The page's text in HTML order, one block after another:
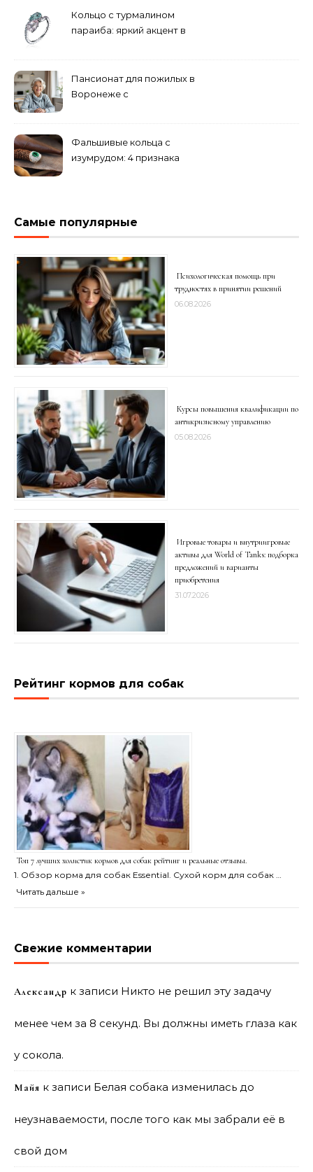
Кольцо с турмалином
параиба: яркий акцент в
Пансионат для пожилых в
Воронеже с
Фальшивые кольца с
изумрудом: 4 признака
Самые популярные
Психологическая помощь при
трудностях в принятии решений
06.08.2026
Курсы повышения квалификации по
антикризисному управлению
05.08.2026
Игровые товары и внутриигровые
активы для World of Tanks: подборка
предложений и варианты
приобретения
31.07.2026
Рейтинг кормов для собак
Топ 7 лучших холистик кормов для собак рейтинг и реальные отзывы.
1. Обзор корма для собак Essential. Сухой корм для собак …
Читать дальше »
Свежие комментарии
Александр к записи Никто не решил эту задачу
менее чем за 8 секунд. Вы должны иметь глаза как
у сокола.
Майя к записи Белая собака изменилась до
неузнаваемости, после того как мы забрали её в
свой дом